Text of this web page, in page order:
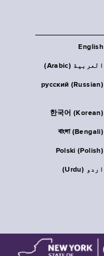
English
العربية (Arabic)
русский (Russian)
한국어 (Korean)
বাংলা (Bengali)
Polski (Polish)
اردو (Urdu)